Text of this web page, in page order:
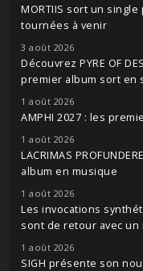
MORTIIS sort un
tournées à venir
3 août 2026
Découvrez PYRE OF
premier album sort en
1 août 2026
AMPHI 2027 : les
1 août 2026
LACRIMAS
album en musique
1 août 2026
Les invocations
sont de retour avec un
1 août 2026
SIGH présente son